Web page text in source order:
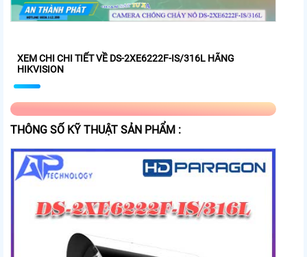
XEM CHI CHI TIẾT VỀ DS-2XE6222F-IS/316L HÃNG
HIKVISION
THÔNG SỐ KỸ THUẬT SẢN PHẨM :